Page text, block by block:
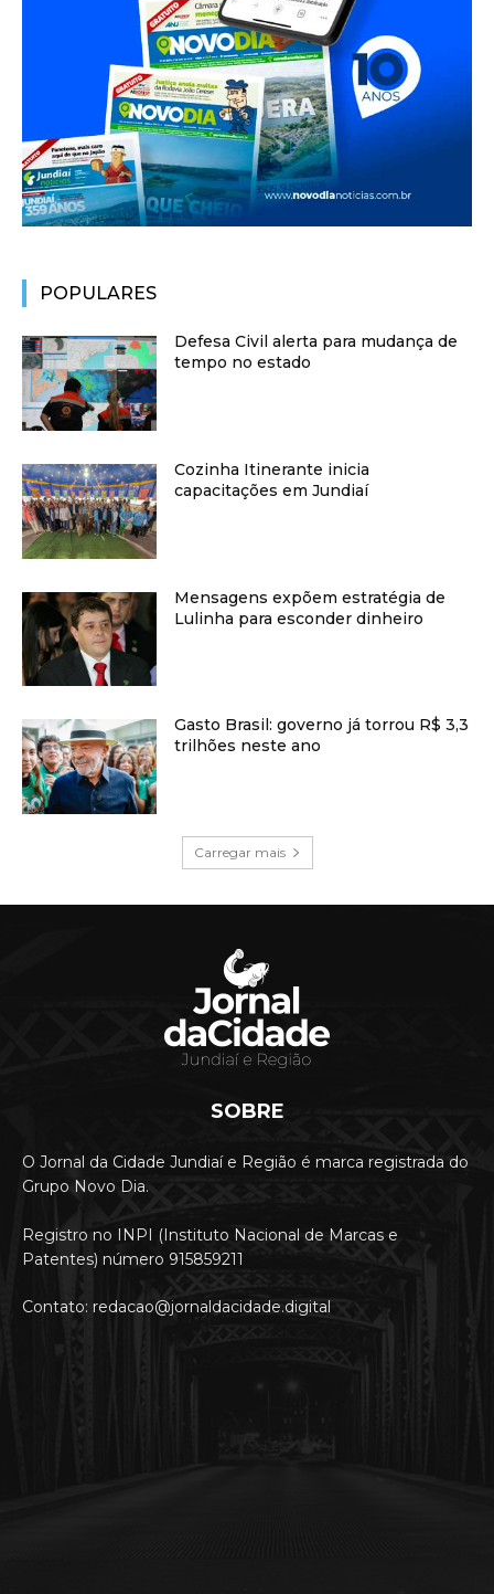
POPULARES
Defesa Civil alerta para mudança de
tempo no estado
Cozinha Itinerante inicia
capacitações em Jundiaí
Mensagens expõem estratégia de
Lulinha para esconder dinheiro
Gasto Brasil: governo já torrou R$ 3,3
trilhões neste ano
Carregar mais
SOBRE
O Jornal da Cidade Jundiaí e Região é marca registrada do
Grupo Novo Dia.
Registro no INPI (Instituto Nacional de Marcas e
Patentes) número 915859211
Contato: redacao@jornaldacidade.digital